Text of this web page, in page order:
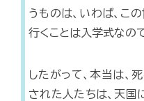
うものは、いわば、こ
行くことは入学式なので
したがって、本当は、
された人たちは、天国